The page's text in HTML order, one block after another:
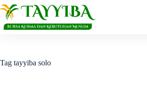
Skip
to
content
Tag tayyiba solo